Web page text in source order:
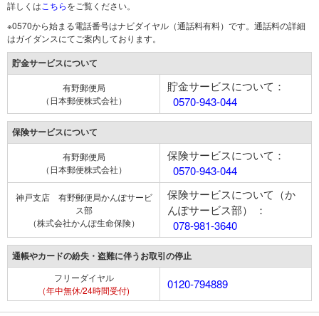
詳しくは こちらをご覧ください。
※0570から始まる電話番号はナビダイヤル（通話料有料）です。通話料の詳細
はガイダンスにてご案内しております。
貯金サービスについて
有野郵便局
（日本郵便株式会社）
貯金サービスについて：
0570-943-044
保険サービスについて
有野郵便局
（日本郵便株式会社）
保険サービスについて：
0570-943-044
神戸支店 有野郵便局かんぽサービ
ス部
（株式会社かんぽ生命保険）
保険サービスについて（か
んぽサービス部） ：
078-981-3640
通帳やカードの紛失・盗難に伴うお取引の停止
フリーダイヤル
（年中無休/24時間受付)
0120-794889